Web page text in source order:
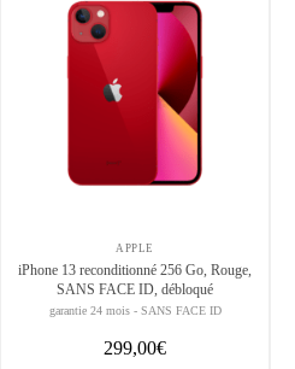
APPLE
iPhone 13 reconditionné 256 Go, Rouge,
SANS FACE ID, débloqué
garantie 24 mois - SANS FACE ID
299,00€